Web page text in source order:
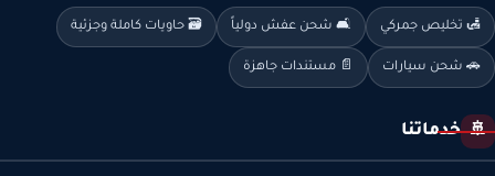
🛃 تخليص جمركي 🛋️ شحن عفش دولياً 🗃️ حاويات كاملة وجزئية
🚗 شحن سيارات 📄 مستندات جاهزة
🚢 خدماتنا